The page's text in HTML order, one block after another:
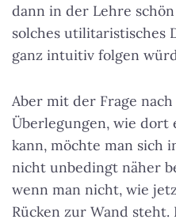
dann in der Lehre
solches utilitaristisches
ganz intuitiv folgen
Aber mit der Frage
Überlegungen, wie dort
kann, möchte man sich
nicht unbedingt näher
wenn man nicht, wie
Rücken zur Wand